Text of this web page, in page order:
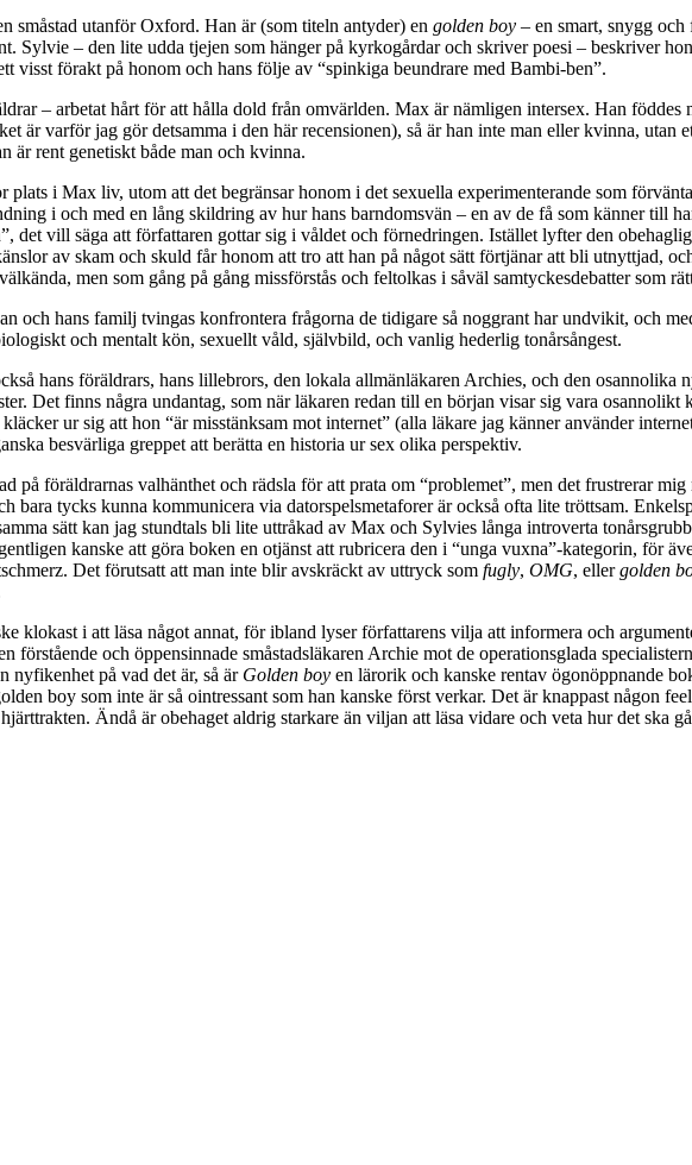
småstad utanför Oxford. Han är (som titeln antyder) en golden boy – en smart, snygg
Sylvie – den lite udda tjejen som hänger på kyrkogårdar och skriver poesi – beskriver
visst förakt på honom och hans följe av “spinkiga beundrare med Bambi-ben”.
– arbetat hårt för att hålla dold från omvärlden. Max är nämligen intersex. Han
är varför jag gör detsamma i den här recensionen), så är han inte man eller kvinna,
är rent genetiskt både man och kvinna.
i Max liv, utom att det begränsar honom i det sexuella experimenterande som
i och med en lång skildring av hur hans barndomsvän – en av de få som känner till
det vill säga att författaren gottar sig i våldet och förnedringen. Istället lyfter den
av skam och skuld får honom att tro att han på något sätt förtjänar att bli utnyttjad,
men som gång på gång missförstås och feltolkas i såväl samtyckesdebatter som
och hans familj tvingas konfrontera frågorna de tidigare så noggrant har undvikit, och
och mentalt kön, sexuellt våld, självbild, och vanlig hederlig tonårsångest.
hans föräldrars, hans lillebrors, den lokala allmänläkaren Archies, och den osannolika
Det finns några undantag, som när läkaren redan till en början visar sig vara
ur sig att hon “är misstänksam mot internet” (alla läkare jag känner använder
besvärliga greppet att berätta en historia ur sex olika perspektiv.
på föräldrarnas valhänthet och rädsla för att prata om “problemet”, men det frustrerar
tycks kunna kommunicera via datorspelsmetaforer är också ofta lite tröttsam.
sätt kan jag stundtals bli lite uttråkad av Max och Sylvies långa introverta
kanske att göra boken en otjänst att rubricera den i “unga vuxna”-kategorin, för
Det förutsatt att man inte blir avskräckt av uttryck som fugly, OMG, ellergolden
klokast i att läsa något annat, för ibland lyser författarens vilja att informera och
förstående och öppensinnade småstadsläkaren Archie mot de operationsglada
nyfikenhet på vad det är, så är Golden boy en lärorik och kanske rentav ögonöppnande
boy som inte är så ointressant som han kanske först verkar. Det är knappast någon
Ändå är obehaget aldrig starkare än viljan att läsa vidare och veta hur det ska